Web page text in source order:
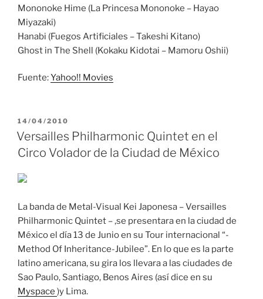
Mononoke Hime (La Princesa Mononoke – Hayao
Miyazaki)
Hanabi (Fuegos Artificiales – Takeshi Kitano)
Ghost in The Shell (Kokaku Kidotai – Mamoru Oshii)
Fuente:Yahoo!! Movies
PUBLICADO
EL
14/04/2010
Versailles Philharmonic Quintet en el
Circo Volador de la Ciudad de México
La banda de Metal-Visual Kei Japonesa – Versailles
Philharmonic Quintet – ,se presentara en la ciudad de
México el día 13 de Junio en su Tour internacional “-
Method Of Inheritance-Jubilee”. En lo que es la parte
latino americana, su gira los llevara a las ciudades de
Sao Paulo, Santiago, Benos Aires (así dice en su
Myspace )y Lima.